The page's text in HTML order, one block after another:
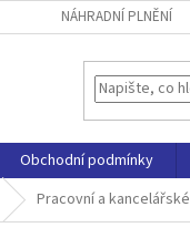
NÁHRADNÍ PLNĚNÍ
Obchodní podmínky
Pracovní a kancelářské